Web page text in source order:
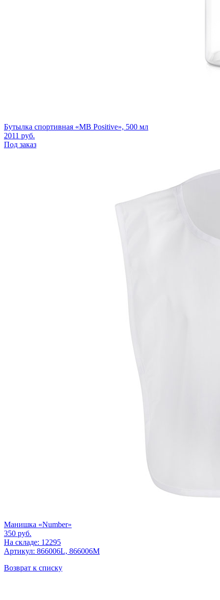
Бутылка спортивная «MB Positive», 500 мл
2011 руб.
Под заказ
Манишка «Number»
350 руб.
На складе: 12295
Артикул: 866006L, 866006M
Возврат к списку